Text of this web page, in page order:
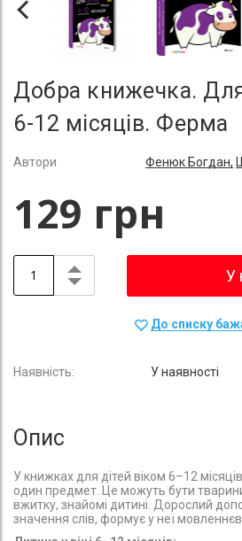
Добра книжечка. Для
6-12 місяців. Ферма
Автори Фенюк Богдан,
129 грн
У
До списку
У наявності
Опис
У книжках для дітей віком 6–12
один предмет. Це можуть бути
вжитку, знайомі дитині. Дорослий
значення слів, формує у неї